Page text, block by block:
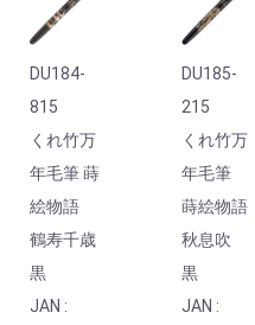
DU184-
815
くれ竹万
年毛筆 蒔
絵物語
鶴寿千歳
黒
JAN :
DU185-
215
くれ竹万
年毛筆
蒔絵物語
秋息吹
黒
JAN :